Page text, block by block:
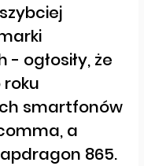
ogłosiły, że
smartfonów
a
865.